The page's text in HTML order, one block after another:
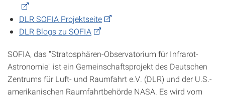
DLR SOFIA Projektseite
DLR Blogs zu SOFIA
SOFIA, das "Stratosphären-Observatorium für Infrarot-
Astronomie" ist ein Gemeinschaftsprojekt des Deutschen
Zentrums für Luft- und Raumfahrt e.V. (DLR) und der U.S.-
amerikanischen Raumfahrtbehörde NASA. Es wird vom